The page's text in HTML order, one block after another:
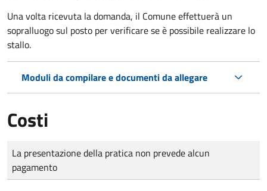
Una volta ricevuta la domanda, il Comune effettuerà un
sopralluogo sul posto per verificare se è possibile realizzare lo
stallo.
Moduli da compilare e documenti da allegare
Costi
Tipo di pagamento
Importo
La presentazione della pratica non prevede alcun
pagamento